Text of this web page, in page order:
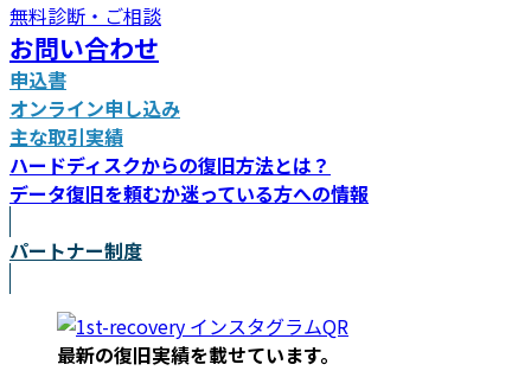
無料診断・ご相談
お問い合わせ
申込書
オンライン申し込み
主な取引実績
ハードディスクからの復旧方法とは？
データ復旧を頼むか迷っている方への情報
パートナー制度
最新の復旧実績を載せています。